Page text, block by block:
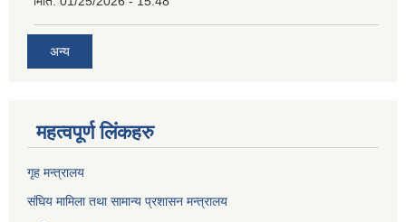
अन्य
महत्वपूर्ण लिंकहरु
गृह मन्त्रालय
संघिय मामिला तथा सामान्य प्रशासन मन्त्रालय